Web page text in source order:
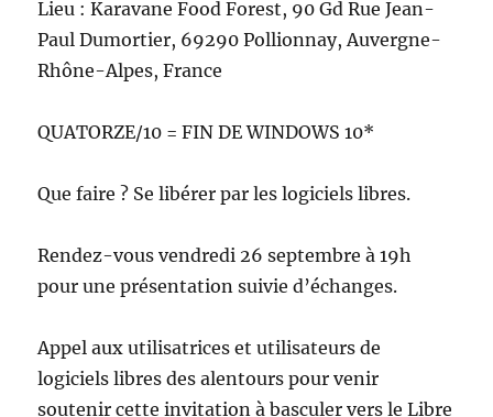
Lieu : Karavane Food Forest, 90 Gd Rue Jean-
Paul Dumortier, 69290 Pollionnay, Auvergne-
Rhône-Alpes, France
QUATORZE/10 = FIN DE WINDOWS 10*
Que faire ? Se libérer par les logiciels libres.
Rendez-vous vendredi 26 septembre à 19h
pour une présentation suivie d’échanges.
Appel aux utilisatrices et utilisateurs de
logiciels libres des alentours pour venir
soutenir cette invitation à basculer vers le Libre